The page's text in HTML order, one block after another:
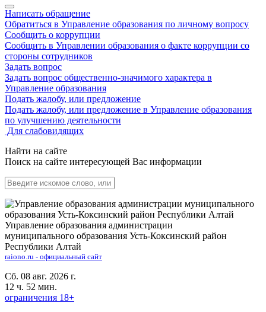
Написать обращение
Обратиться в Управление образования по личному вопросу
Сообщить о коррупции
Сообщить в Управлении образования о факте коррупции со
стороны сотрудников
Задать вопрос
Задать вопрос общественно-значимого характера в
Управление образования
Подать жалобу, или предложение
Подать жалобу, или предложение в Управление образования
по улучшению деятельности
Для слабовидящих
Найти на сайте
Поиск на сайте интересующей Вас информации
Управление образования администрации
муниципального образования Усть-Коксинский район
Республики Алтай
raiono.ru - официальный сайт
Сб. 08 авг. 2026 г.
12 ч. 52 мин.
ограничения 18+